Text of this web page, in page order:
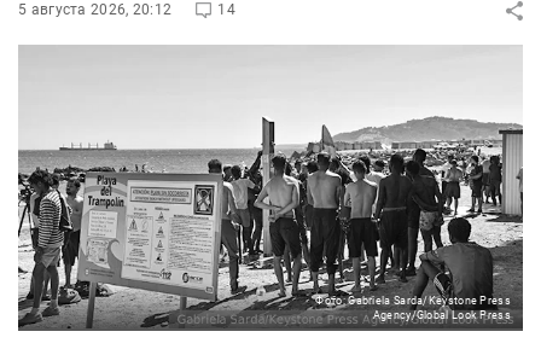
5 августа 2026, 20:12 14
Фото: Gabriela Sarda/Keystone Press
Agency/Global Look Press